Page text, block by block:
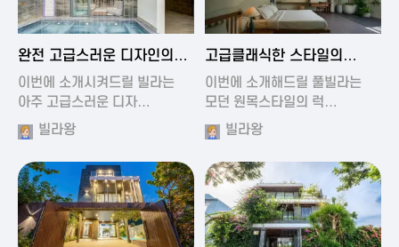
2024-11-19 01:13
완전 고급스러운 디자인의
빌라
이번에 소개시켜드릴 빌라는
아주 고급스러운 디자…
빌라왕
2024-11-19 00:37
고급클래식한 스타일의
럭셔리 풀빌라
이번에 소개해드릴 풀빌라는
모던 원목스타일의 럭…
빌라왕